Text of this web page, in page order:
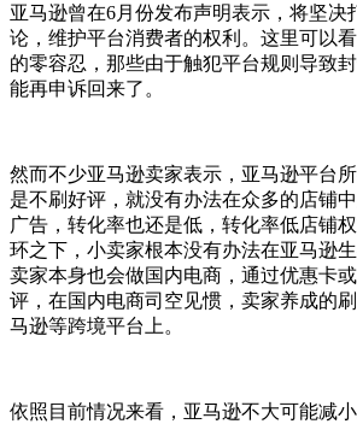
亚马逊曾在6月份发布声明表示，将坚决
论，维护平台消费者的权利。这里可以
的零容忍，那些由于触犯平台规则导致
能再申诉回来了。
然而不少亚马逊卖家表示，亚马逊平台
是不刷好评，就没有办法在众多的店铺
广告，转化率也还是低，转化率低店铺
环之下，小卖家根本没有办法在亚马逊
卖家本身也会做国内电商，通过优惠卡
评，在国内电商司空见惯，卖家养成的
马逊等跨境平台上。
依照目前情况来看，亚马逊不大可能减